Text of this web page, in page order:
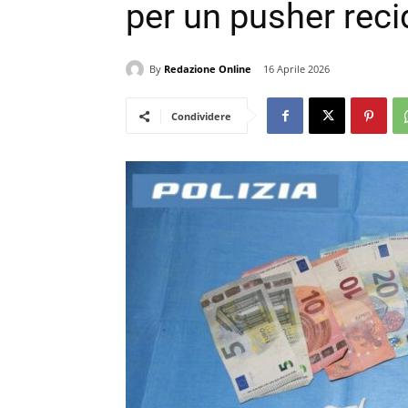
per un pusher
By Redazione Online 16 Aprile 2026
Condividere